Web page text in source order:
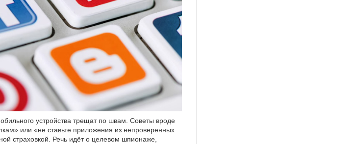
устройства трещат по швам. Советы вроде
или «не ставьте приложения из непроверенных
страховкой. Речь идёт о целевом шпионаже,